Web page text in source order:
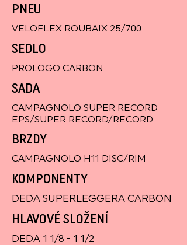
PNEU
VELOFLEX ROUBAIX 25/700
SEDLO
PROLOGO CARBON
SADA
CAMPAGNOLO SUPER RECORD
EPS/SUPER RECORD/RECORD
BRZDY
CAMPAGNOLO H11 DISC/RIM
KOMPONENTY
DEDA SUPERLEGGERA CARBON
HLAVOVÉ SLOŽENÍ
DEDA 1 1/8 - 1 1/2